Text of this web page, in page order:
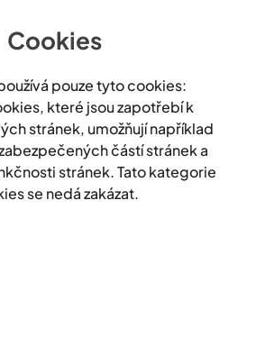
Cookies
pouze tyto cookies:
které jsou zapotřebí k
stránek, umožňují například
částí stránek a
stránek. Tato kategorie
se nedá zakázat.